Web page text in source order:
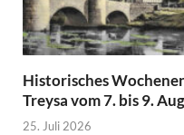
Historisches
Treysa vom 7. bis 9.
25. Juli 2026